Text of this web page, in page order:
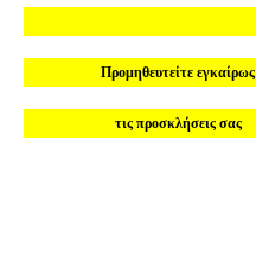
Προμηθευτείτε εγκαίρως
τις προσκλήσεις σας